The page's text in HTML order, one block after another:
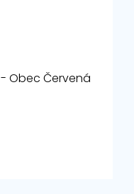
Obec Červená